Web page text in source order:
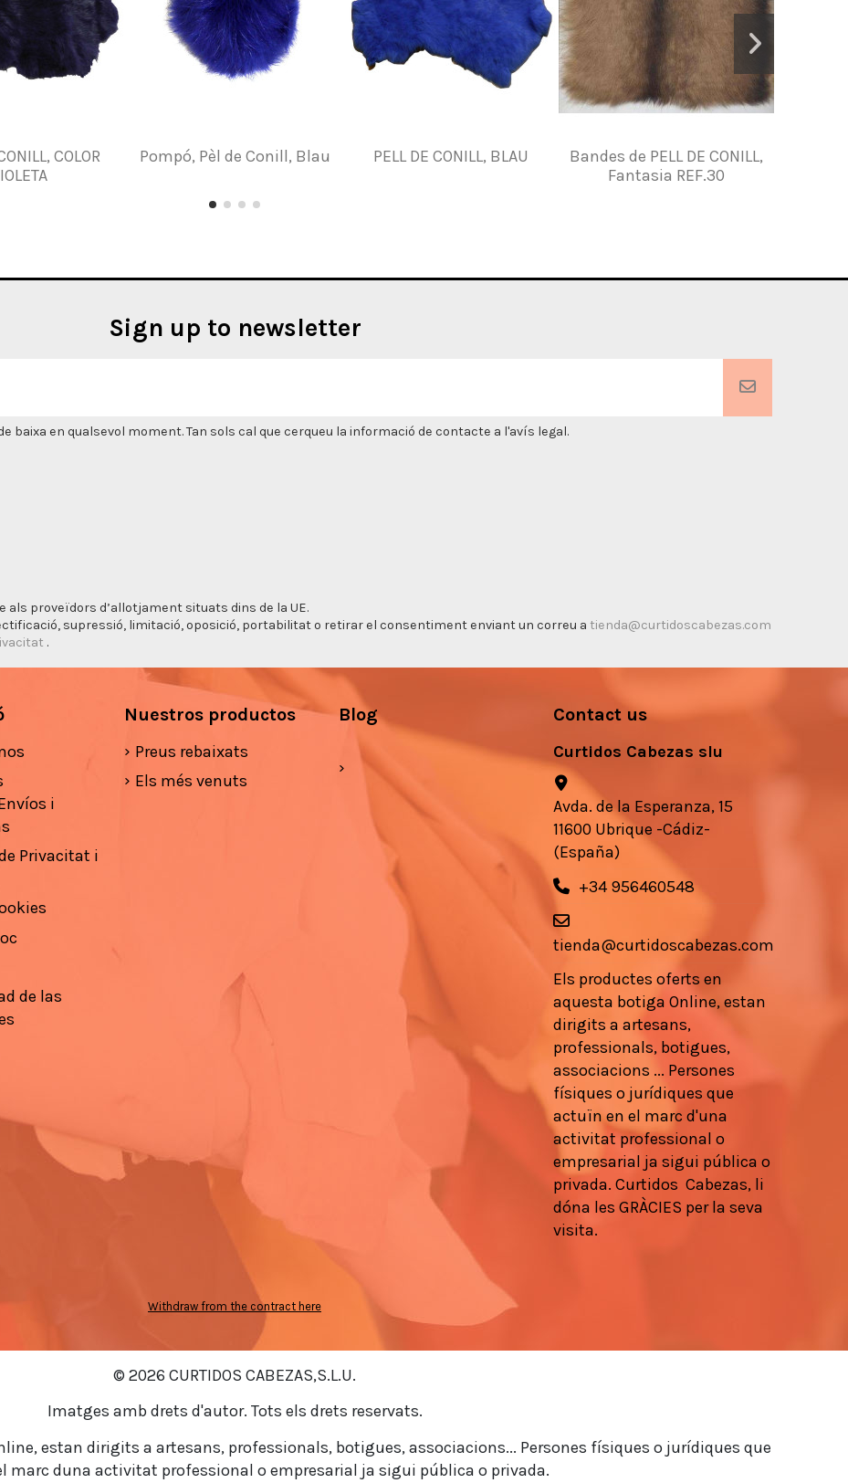
COLOR
Pompó, Pèl de Conill, Blau PELL DE CONILL, BLAU
Bandes de PELL DE CONILL,
Fantasia REF.30
Sign up to newsletter
baixa en qualsevol moment. Tan sols cal que cerqueu la informació de contacte a l'avís legal.
als proveïdors d’allotjament situats dins de la UE.
supressió, limitació, oposició, portabilitat o retirar el consentiment enviant un correu a tienda@curtidoscabezas.com
.
i
Privacitat i
de las
Nuestros productos
Preus rebaixats
Els més venuts
Blog Contact us
Curtidos Cabezas slu
Avda. de la Esperanza, 15
11600 Ubrique -Cádiz-
(España)
+34 956460548
tienda@curtidoscabezas.com
Els productes oferts en
aquesta botiga Online,estan
dirigits a artesans,
professionals, botigues,
associacions ... Persones
físiques o jurídiques que
actuïn en el marc d'una
activitat professional o
empresarial ja sigui pública o
privada. Curtidos Cabezas, li
dóna les GRÀCIES per la seva
visita.
Withdraw from the contract here
© 2026 CURTIDOS CABEZAS,S.L.U.
Imatges amb drets d'autor. Tots els drets reservats.
estan dirigits a artesans, professionals, botigues, associacions... Persones físiques o jurídiques que
marc duna activitat professional o empresarial ja sigui pública o privada.